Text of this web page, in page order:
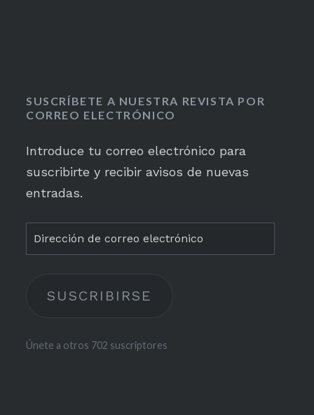
SUSCRÍBETE A NUESTRA REVISTA POR
CORREO ELECTRÓNICO
Introduce tu correo electrónico para
suscribirte y recibir avisos de nuevas
entradas.
Dirección
de
electrónico
SUSCRIBIRSE
Únete a otros 702 suscriptores